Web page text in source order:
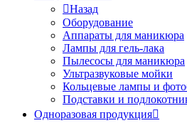
Назад
Оборудование
Аппараты для маникюра
Лампы для гель-лака
Пылесосы для маникюра
Ультразвуковые мойки
Кольцевые лампы и
Подставки и
Одноразовая продукция